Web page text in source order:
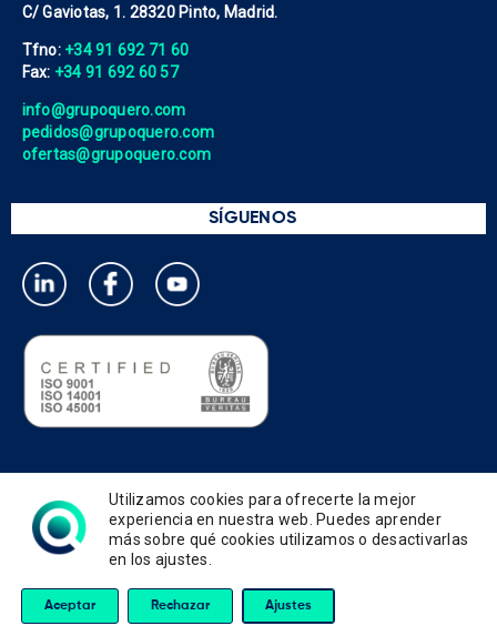
C/ Gaviotas, 1. 28320 Pinto, Madrid.
Tfno: +34 91 692 71 60
Fax: +34 91 692 60 57
info@grupoquero.com
pedidos@grupoquero.com
ofertas@grupoquero.com
SÍGUENOS
Política de privacidad
Política de cookies
Política de gestión integrada
Términos de uso y condiciones
Aviso legal
Querotools © 2026
Utilizamos cookies para ofrecerte la mejor
experiencia en nuestra web. Puedes aprender
más sobre qué cookies utilizamos o desactivarlas
en los ajustes.
Aceptar Rechazar Ajustes